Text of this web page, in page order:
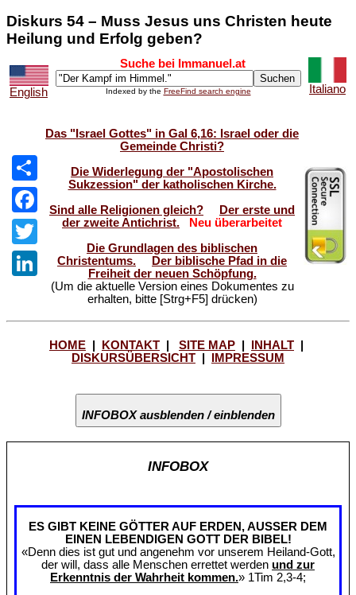
Diskurs 54 – Muss Jesus uns Christen heute
Heilung und Erfolg geben?
English
Suche bei Immanuel.at
Indexed by the FreeFind search engine Italiano
Share
Facebook
Twitter
LinkedIn
Das "Israel Gottes" in Gal 6,16: Israel oder die
Gemeinde Christi?
Die Widerlegung der "Apostolischen
Sukzession" der katholischen Kirche.
Sind alle Religionen gleich?
Der erste und
der zweite Antichrist.
Neu überarbeitet
Die Grundlagen des biblischen
Christentums.
Der biblische Pfad in die
Freiheit der neuen Schöpfung.
(Um die aktuelle Version eines Dokumentes zu
erhalten, bitte [Strg+F5] drücken)
HOME KONTAKT SITE MAP INHALT
DISKURSÜBERSICHT
IMPRESSUM
INFOBOX ausblenden / einblenden
INFOBOX
ES GIBT KEINE GÖTTER AUF ERDEN, AUSSER DEM
EINEN LEBENDIGEN GOTT DER BIBEL!
«Denn dies ist gut und angenehm vor unserem Heiland-Gott,
der will, dass alle Menschen errettet werden und zur
Erkenntnis der Wahrheit kommen.» 1Tim 2,3-4;